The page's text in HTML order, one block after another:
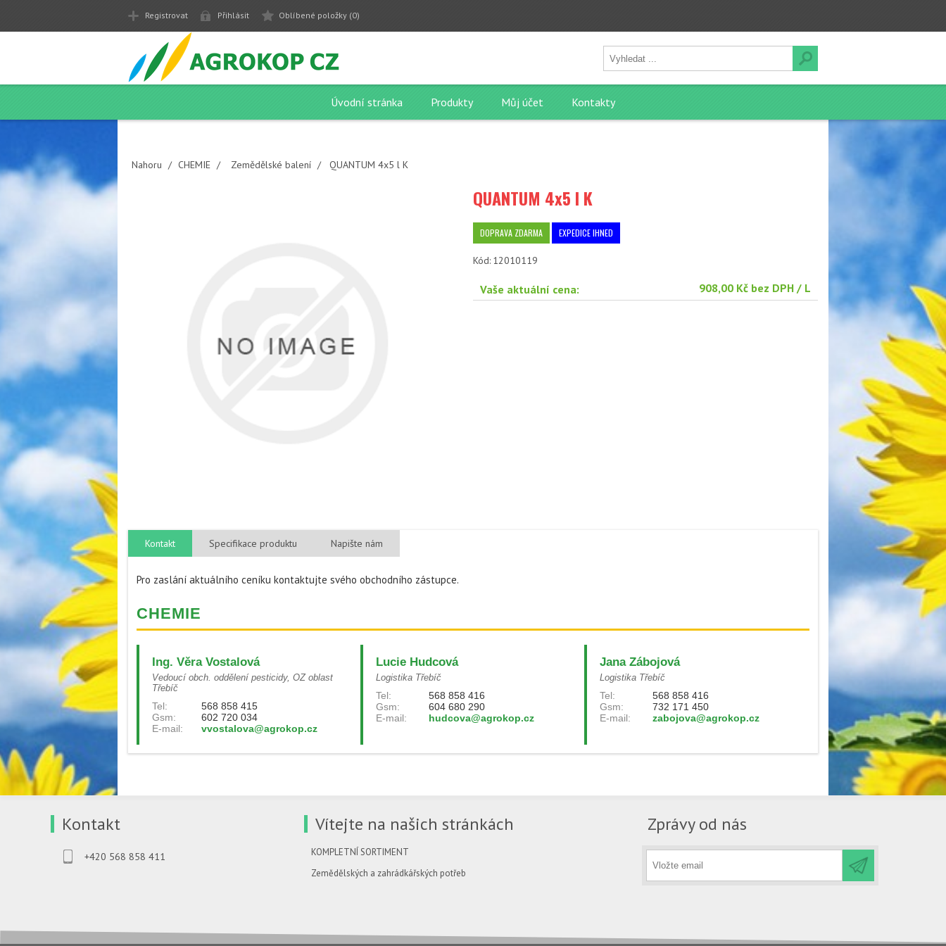
Registrovat Přihlásit Oblíbené položky (0)
Úvodní stránka Produkty Můj účet Kontakty
Nahoru / CHEMIE / Zemědělské balení / QUANTUM 4x5 l K
QUANTUM 4x5 l K
DOPRAVA ZDARMA EXPEDICE IHNED
Kód: 12010119
Vaše aktuální cena: 908,00 Kč bez DPH / L
Kontakt Specifikace produktu Napište nám
Pro zaslání aktuálního ceníku kontaktujte svého obchodního zástupce.
CHEMIE
Ing. Věra Vostalová
Vedoucí obch. oddělení pesticidy, OZ oblast
Třebíč
Tel:
568 858 415
Gsm:
602 720 034
E-mail:
vvostalova@agrokop.cz
Lucie Hudcová
Logistika Třebíč
Tel:
568 858 416
Gsm:
604 680 290
E-mail:
hudcova@agrokop.cz
Jana Zábojová
Logistika Třebíč
Tel:
568 858 416
Gsm:
732 171 450
E-mail:
zabojova@agrokop.cz
Kontakt
+420 568 858 411
Vítejte na našich stránkách
KOMPLETNÍ SORTIMENT
Zemědělských a zahrádkářských potřeb
Zprávy od nás